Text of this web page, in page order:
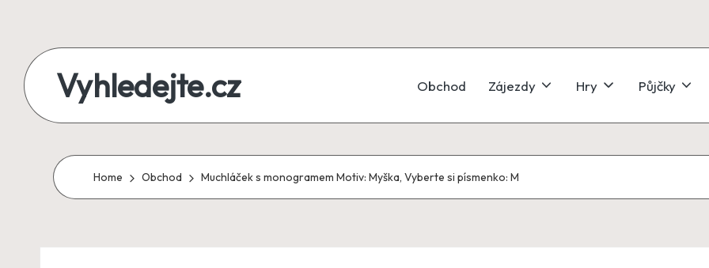
content
Vyhledejte.cz
produkty
i
Obchod Zájezdy Hry Půjčky
Home Obchod Muchláček s monogramem Motiv: Myška, Vyberte si písmenko: M